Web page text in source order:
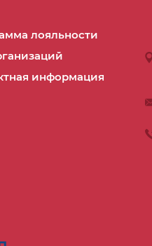
лояльности
информация